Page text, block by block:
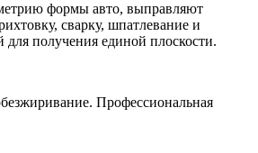
формы авто, выправляют
сварку, шпатлевание и
для получения единой плоскости.
Профессиональная